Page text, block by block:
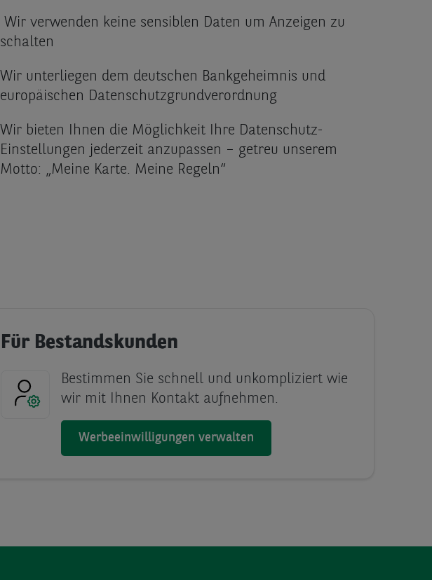
Wir verwenden keine sensiblen Daten um Anzeigen zu
schalten
Wir unterliegen dem deutschen Bankgeheimnis und
europäischen Datens­chut­zgrund­verordnung
Wir bieten Ihnen die Möglichkeit Ihre Datenschutz-
Einstellungen jederzeit anzupassen – getreu unserem
Motto: „Meine Karte. Meine Regeln“
Für Bestandskunden
Bestimmen Sie schnell und unkompliziert wie
wir mit Ihnen Kontakt aufnehmen.
Werbeeinwilligungen verwalten